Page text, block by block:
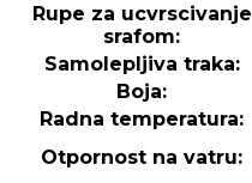
Rupe za ucvrscivanje
srafom:
Samolepljiva traka:
Boja:
Radna temperatura:
Otpornost na vatru: